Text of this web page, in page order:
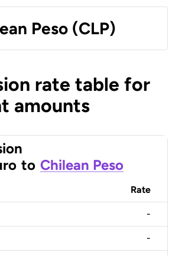
Peso (CLP)
rate table for
amounts
to Chilean Peso
Rate
-
-